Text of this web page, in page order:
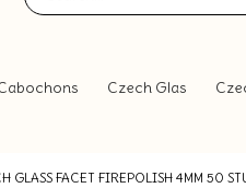
Czech Glas
FACET FIREPOLISH 4MM 50